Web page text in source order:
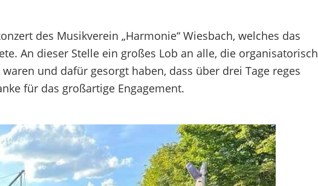
des Musikverein „Harmonie“ Wiesbach, welches das
An dieser Stelle ein großes Lob an alle, die organisatorisch
und dafür gesorgt haben, dass über drei Tage reges
für das großartige Engagement.